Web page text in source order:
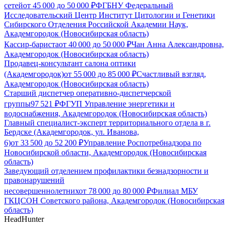
сетейот 45 000 до 50 000 ₽ФГБНУ Федеральный
Исследовательский Центр Институт Цитологии и Генетики
Сибирского Отделения Российской Академии Наук,
Академгородок (Новосибирская область)
Кассир-баристаот 40 000 до 50 000 ₽Чан Анна Александровна,
Академгородок (Новосибирская область)
Продавец-консультант салона оптики
(Академгородок)от 55 000 до 85 000 ₽Счастливый взгляд,
Академгородок (Новосибирская область)
Старший диспетчер оперативно-диспетчерской
группы97 521 ₽ФГУП Управление энергетики и
водоснабжения, Академгородок (Новосибирская область)
Главный специалист-эксперт территориального отдела в г.
Бердске (Академгородок, ул. Иванова,
6)от 33 500 до 52 200 ₽Управление Роспотребнадзора по
Новосибирской области, Академгородок (Новосибирская
область)
Заведующий отделением профилактики безнадзорности и
правонарушений
несовершеннолетнихот 78 000 до 80 000 ₽Филиал МБУ
ГКЦСОН Советского района, Академгородок (Новосибирская
область)
HeadHunter